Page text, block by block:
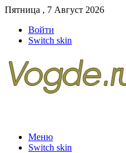
Пятница , 7 Август 2026
Войти
Switch skin
Меню
Switch skin